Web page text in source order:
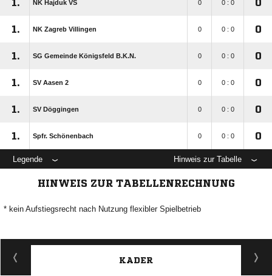
1. NK Hajduk VS 0 0 : 0 0
1. NK Zagreb Villingen 0 0 : 0 0
1. SG Gemeinde Königsfeld B.K.N. 0 0 : 0 0
1. SV Aasen 2 0 0 : 0 0
1. SV Döggingen 0 0 : 0 0
1. Spfr. Schönenbach 0 0 : 0 0
Legende Hinweis zur Tabelle
HINWEIS ZUR TABELLENRECHNUNG
* kein Aufstiegsrecht nach Nutzung flexibler Spielbetrieb
KADER